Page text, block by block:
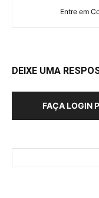
Entre em
DEIXE UMA
FAÇA LOGIN